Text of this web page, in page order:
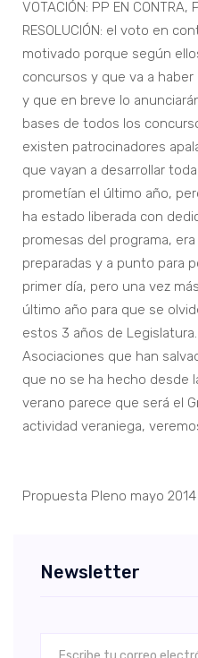
VOTACIÓN: PP EN CONTRA,
RESOLUCIÓN: el voto en
motivado porque según
concursos y que va a
y que en breve lo
bases de todos los
existen patrocinadores
que vayan a desarrollar
prometían el último año,
ha estado liberada con
promesas del programa,
preparadas y a punto para
primer día, pero una vez
último año para que se
estos 3 años de
Asociaciones que han
que no se ha hecho desde
verano parece que será el
actividad veraniega,
Propuesta Pleno mayo 2014
Newsletter